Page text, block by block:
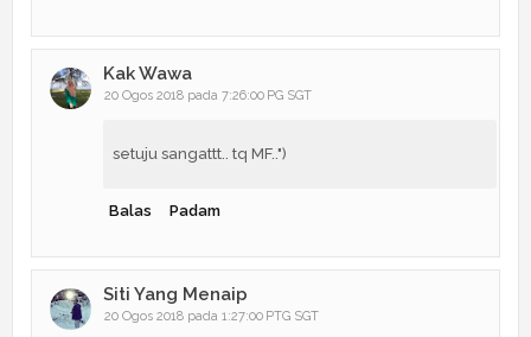
Kak Wawa
20 Ogos 2018 pada 7:26:00 PG SGT
setuju sangattt.. tq MF..")
Balas Padam
Siti Yang Menaip
20 Ogos 2018 pada 1:27:00 PTG SGT